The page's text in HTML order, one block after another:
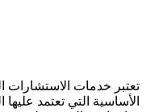
تعتبر خدمات الاستشارات
الأساسية التي تعتمد